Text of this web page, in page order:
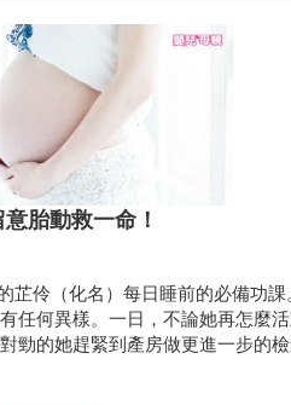
胎動救一命！
芷伶（化名）每日睡前的必備功
任何異樣。一日，不論她再怎麼
勁的她趕緊到產房做更進一步的檢